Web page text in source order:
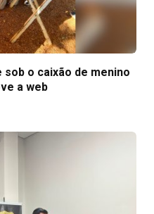
o caixão de menino
a web